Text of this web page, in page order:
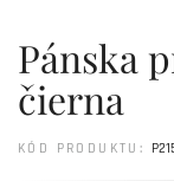
Pánska
čierna
KÓD PRODUKTU: